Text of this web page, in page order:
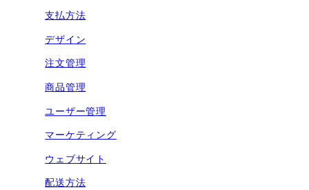
支払方法
デザイン
注文管理
商品管理
ユーザー管理
マーケティング
ウェブサイト
配送方法